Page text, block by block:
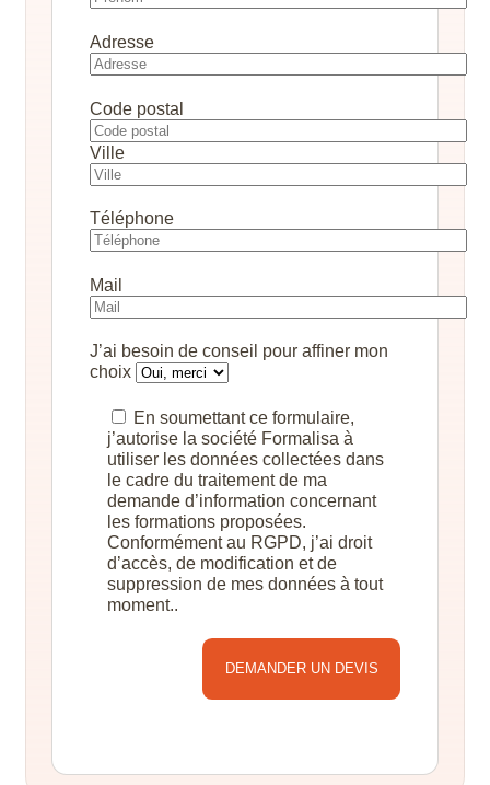
Adresse
Code postal
Ville
Téléphone
Mail
J’ai besoin de conseil pour affiner mon
choix
En soumettant ce formulaire,
j’autorise la société Formalisa à
utiliser les données collectées dans
le cadre du traitement de ma
demande d’information concernant
les formations proposées.
Conformément au RGPD, j’ai droit
d’accès, de modification et de
suppression de mes données à tout
moment..